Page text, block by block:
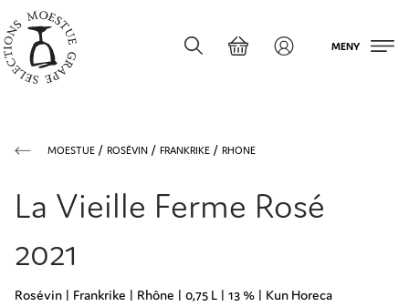
MENY
MOESTUE ROSÉVIN FRANKRIKE RHONE
La Vieille Ferme Rosé
2021
Rosévin | Frankrike | Rhône | 0,75 L | 13 % | Kun Horeca